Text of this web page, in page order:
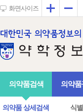
화면사이즈 확대
의약품검색
의약품 상세검색 식
의약품